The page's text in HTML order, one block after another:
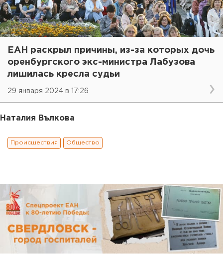
ЕАН раскрыл причины, из-за которых дочь
оренбургского экс-министра Лабузова
лишилась кресла судьи
29 января 2024 в 17:26
Наталия Вълкова
Происшествия Общество